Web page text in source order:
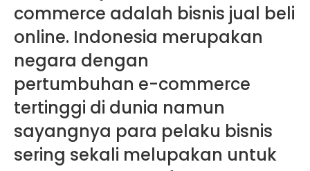
commerce adalah bisnis jual beli
online. Indonesia merupakan
negara dengan
pertumbuhan e-commerce
tertinggi di dunia namun
sayangnya para pelaku bisnis
sering sekali melupakan untuk